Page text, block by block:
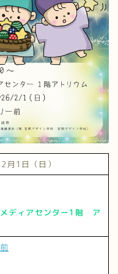
1日（日）
ディアセンター1階 ア